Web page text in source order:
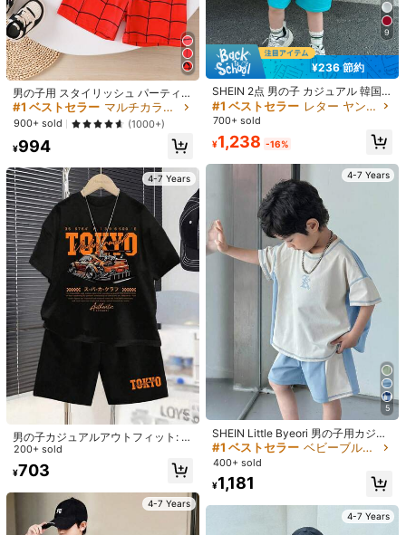
役に立つ (0)
k***6 カラー: マルチカラー / サイズ: 4Y
最高にかわいいです！
役に立つ (0)
素材:
ポリエステル
組成:
100% ポリエステル
もっと見る
Fantacosmos
4.92 10K フォロワー
4.92 10K フォロワー
4.92 10K フォロワー
j***o 1日前
10K フォロワー
4.92 10K フォロワー
10K フォロワー
フォロー
68K 件が最近販売されました 12K 回数目のご購入
あなたにおすすめの商品
おすすめ ホーム＆インテリア おもちゃ＆ゲーム アンダーウェア＆
4-7 Years 4-7 Years
男の子用 スタイリッシュ パーティー
カジュアル アウトドア 快適 半袖Tシ
ャツ＆ショーツセット、ブルー＆レ
ッド カラーブロック アニマル デジ
タルプリント、夏に最適
#1 ベストセラー マルチカラー ヤングボーイズセット
900+ sold (1000+)
¥994
4-7 Years
男の子カジュアルアウトフィット: ラ
ウンドネック レター&レースカー プ
リント 半袖Tシャツ とショーツ セッ
ト
200+ sold
¥703
4-7 Years
9
¥236 節約
SHEIN 2点 男の子 カジュアル 韓国
風 快適 ファッション シンプル 実用
的 多目的 蛍光ブルー Tシャツ+ゆっ
校、アウトドア、スポーツ、春夏、
フリース、厚手
#1 ベストセラー レター ヤングボーイズTシャツコーデ
700+ sold
¥1,238 -16%
4-7 Years
5
SHEIN Little Byeori 男の子用カジュ
アル コントラストカラー ステッチデ
ザイン ラウンドネック 半袖 ショー
ツセット 2枚組、通勤、学校、デイ
リーカジュアル、スポーツ、春夏シ
ーズンに適しています
#1 ベストセラー ベビーブルー ヤングボーイズセット
400+ sold
¥1,181
4-7 Years